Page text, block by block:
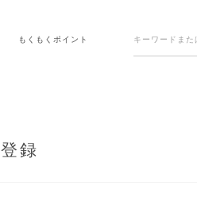
もくもくポイント
録